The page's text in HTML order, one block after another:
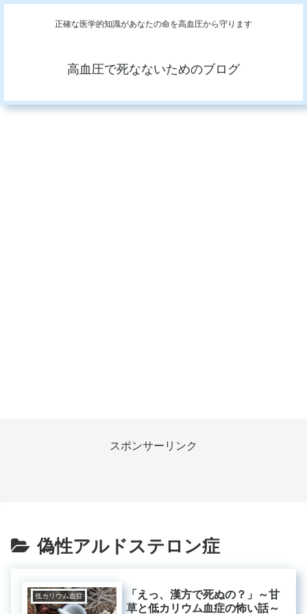
正確な医学的知識があなたの命を高血圧から守ります
高血圧で死なないためのブログ
スポンサーリンク
偽性アルドステロン症
低カリウム血症
「えっ、漢方で死ぬの？」～甘
草と低カリウム血症の怖い話～